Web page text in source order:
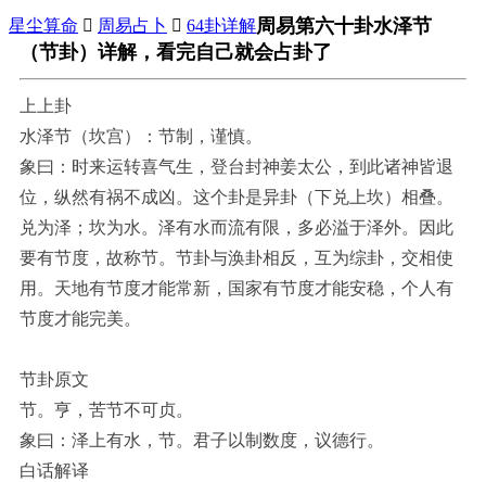
星尘算命  周易占卜  64卦详解周易第六十卦水泽节
（节卦）详解，看完自己就会占卦了
上上卦
水泽节（坎宫）：节制，谨慎。
象曰：时来运转喜气生，登台封神姜太公，到此诸神皆退
位，纵然有祸不成凶。这个卦是异卦（下兑上坎）相叠。
兑为泽；坎为水。泽有水而流有限，多必溢于泽外。因此
要有节度，故称节。节卦与涣卦相反，互为综卦，交相使
用。天地有节度才能常新，国家有节度才能安稳，个人有
节度才能完美。
节卦原文
节。亨，苦节不可贞。
象曰：泽上有水，节。君子以制数度，议德行。
白话解译